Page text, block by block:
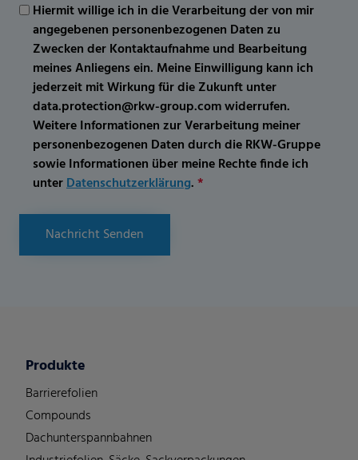
Hiermit willige ich in die Verarbeitung der von mir
angegebenen personenbezogenen Daten zu
Zwecken der Kontaktaufnahme und Bearbeitung
meines Anliegens ein. Meine Einwilligung kann ich
jederzeit mit Wirkung für die Zukunft unter
data.protection@rkw-group.com widerrufen.
Weitere Informationen zur Verarbeitung meiner
personenbezogenen Daten durch die RKW-Gruppe
sowie Informationen über meine Rechte finde ich
unterDatenschutzerklärung.*
Nachricht Senden
Produkte
Barrierefolien
Compounds
Dachunterspannbahnen